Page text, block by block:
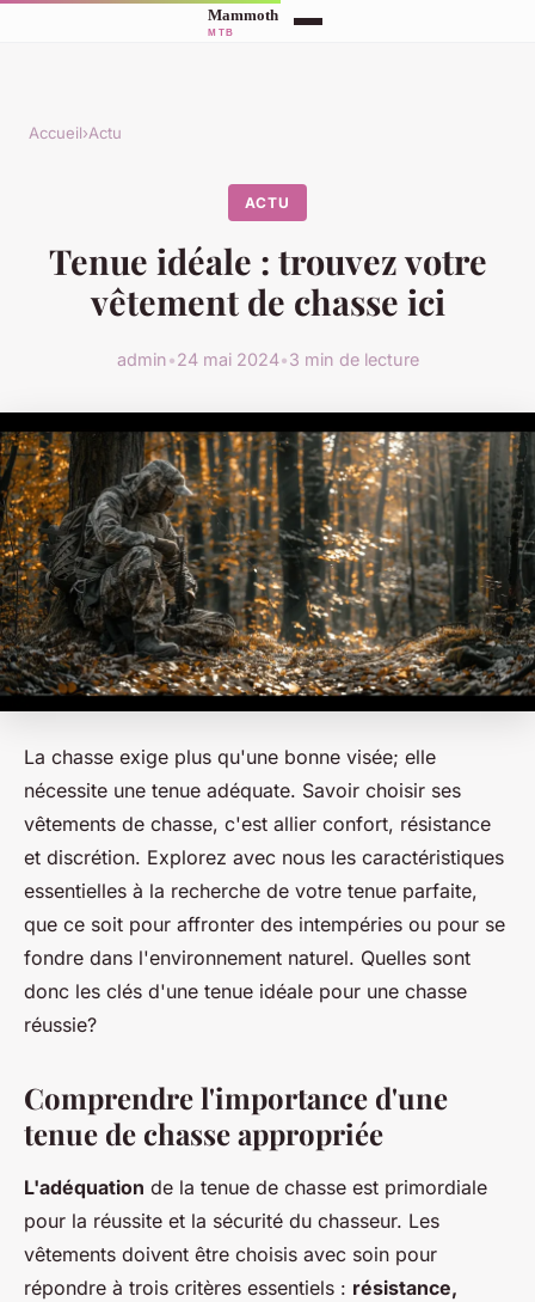
Accueil›Actu
ACTU
Tenue idéale : trouvez votre
vêtement de chasse ici
admin•24 mai 2024•3 min de lecture
La chasse exige plus qu'une bonne visée; elle
nécessite une tenue adéquate. Savoir choisir ses
vêtements de chasse, c'est allier confort, résistance
et discrétion. Explorez avec nous les caractéristiques
essentielles à la recherche de votre tenue parfaite,
que ce soit pour affronter des intempéries ou pour se
fondre dans l'environnement naturel. Quelles sont
donc les clés d'une tenue idéale pour une chasse
réussie?
Comprendre l'importance d'une
tenue de chasse appropriée
L'adéquation de la tenue de chasse est primordiale
pour la réussite et la sécurité du chasseur. Les
vêtements doivent être choisis avec soin pour
répondre à trois critères essentiels : résistance,